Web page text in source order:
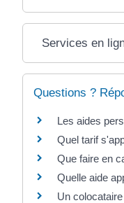
Services en
Questions ?
Les aides
Quel tarif
Que faire en
Quelle aide
Un